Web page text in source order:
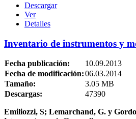
Descargar
Ver
Detalles
Inventario de instrumentos y
Fecha publicación:
10.09.2013
Fecha de modificación:06.03.2014
Tamaño:
3.05 MB
Descargas:
47390
Emiliozzi, S; Lemarchand, G. y